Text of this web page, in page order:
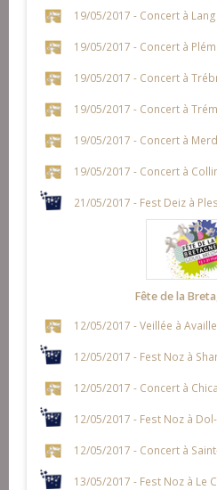
19/05/2017 - Concert à
19/05/2017 - Concert à
19/05/2017 - Concert à
19/05/2017 - Concert à
19/05/2017 - Concert à
19/05/2017 - Concert à
21/05/2017 - Fest Deiz à
Fête de la
12/05/2017 - Veillée à
12/05/2017 - Fest Noz à
12/05/2017 - Concert à
12/05/2017 - Fest Noz à
12/05/2017 - Concert à
13/05/2017 - Fest Noz à Le